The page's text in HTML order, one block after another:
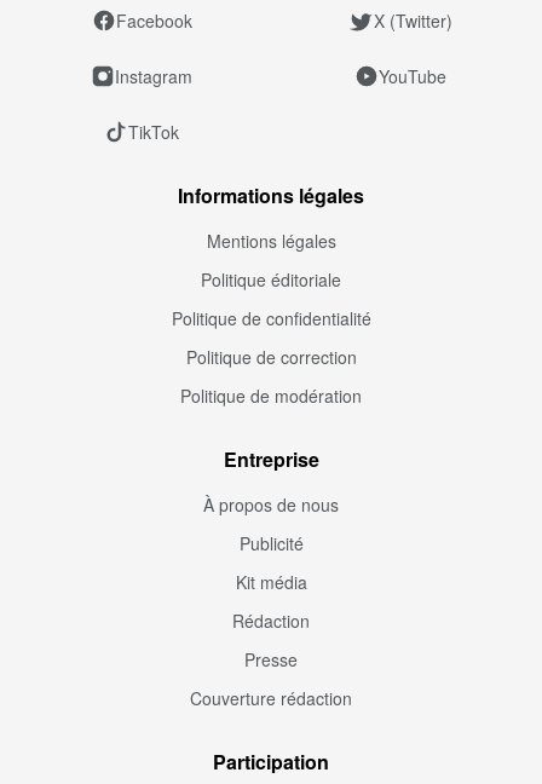
Facebook X (Twitter)
Instagram YouTube
TikTok
Informations légales
Mentions légales
Politique éditoriale
Politique de confidentialité
Politique de correction
Politique de modération
Entreprise
À propos de nous
Publicité
Kit média
Rédaction
Presse
Couverture rédaction
Participation